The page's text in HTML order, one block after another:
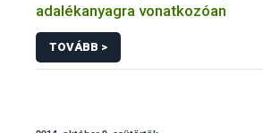
adalékanyagra vonatkozóan
TOVÁBB >